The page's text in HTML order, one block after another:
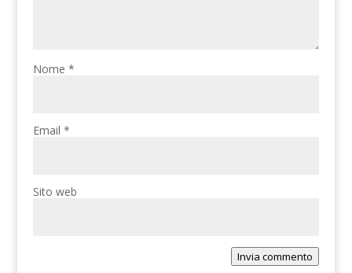
Nome*
Email*
Sito web
Invia commento